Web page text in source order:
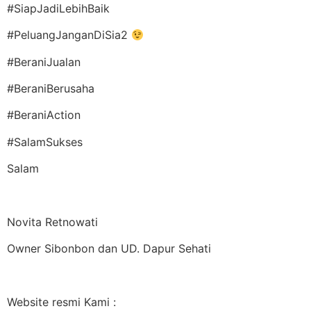
#SiapJadiLebihBaik
#PeluangJanganDiSia2
#BeraniJualan
#BeraniBerusaha
#BeraniAction
#SalamSukses
Salam
Novita Retnowati
Owner Sibonbon dan UD. Dapur Sehati
Website resmi Kami :